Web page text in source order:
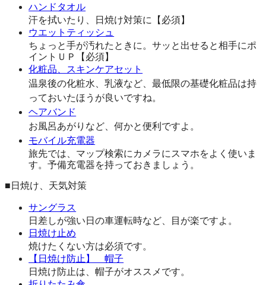
ハンドタオル
汗を拭いたり、日焼け対策に【必須】
ウエットティッシュ
ちょっと手が汚れたときに。サッと出せると相手にポ
イントＵＰ【必須】
化粧品、スキンケアセット
温泉後の化粧水、乳液など、最低限の基礎化粧品は持
っておいたほうが良いですね。
ヘアバンド
お風呂あがりなど、何かと便利ですよ。
モバイル充電器
旅先では、マップ検索にカメラにスマホをよく使いま
す。予備充電器を持っておきましょう。
■日焼け、天気対策
サングラス
日差しが強い日の車運転時など、目が楽ですよ。
日焼け止め
焼けたくない方は必須です。
【日焼け防止】 帽子
日焼け防止は、帽子がオススメです。